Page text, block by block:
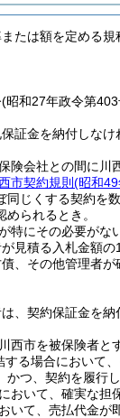
たは額を定める規
(昭和27年政令第403
証金を納付しなけ
険会社との間に
市契約規則 (昭和
じくする契約を
られるとき。
特にその必要がな
見積る入札金額の
、その他管理者
、契約保証金を納
西市を被保険者と
する場合において
つ、契約を履行
おいて、確実な担
いて、売払代金が